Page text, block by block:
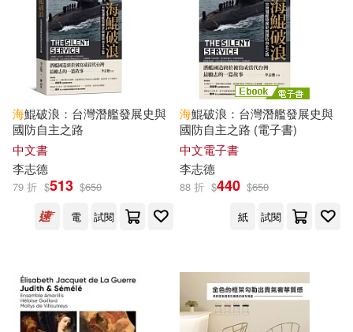
（德）施瓦布(24)
上海中國航海博物館(23)
平嶋夏海(23) 廖鴻基(23)
本書編委會編(23)
一世風流(22)
復旦大學出版社(150)
華東師範大學出版社(144)
機械工業出版社(142)
青島出版社(142)
南京大學出版社(139)
中國社會科學出版社(137)
崧燁文化(137)
海鯤破浪：台灣潛艦發展史與
國防自主之路
中文書
李志德
79 折 $513 $650
電
試閱
海鯤破浪：台灣潛艦發展史與
國防自主之路 (電子書)
中文電子書
李志德
88 折 $440 $650
紙
試閱